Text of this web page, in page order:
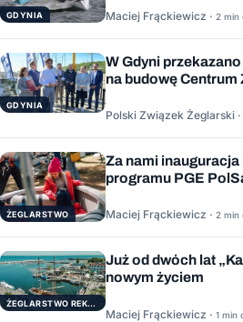
GDYNIA Maciej Frąckiewicz · 2 min
GDYNIA
W Gdyni
na budowę Centrum
Polski Związek Żeglarski ·
ŻEGLARSTWO
Za nami
programu PGE
Maciej Frąckiewicz · 2 min
ŻEGLARSTWO REKERACYJNE
Już od dwóch lat
nowym życiem
Maciej Frąckiewicz · 1 min